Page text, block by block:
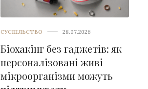
СУСПІЛЬСТВО 28.07.2026
Біохакінг без гаджетів: як
персоналізовані живі
мікроорганізми можуть